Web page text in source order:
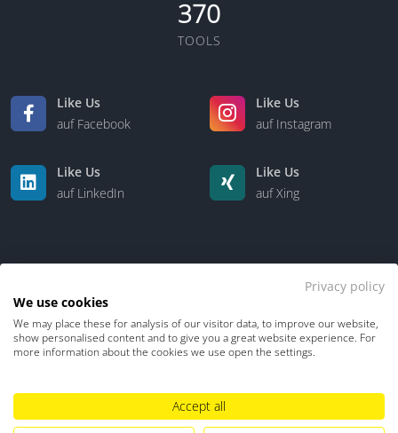
370
TOOLS
Like Us
auf Facebook
Like Us
auf Instagram
Like Us
auf LinkedIn
Like Us
auf Xing
Kontakt Über uns
Impressum
Hinweisgebersystem
Umgang mit KI
Privacy policy
We use cookies
We may place these for analysis of our visitor data, to improve our website,
show personalised content and to give you a great website experience. For
more information about the cookies we use open the settings.
Accept all